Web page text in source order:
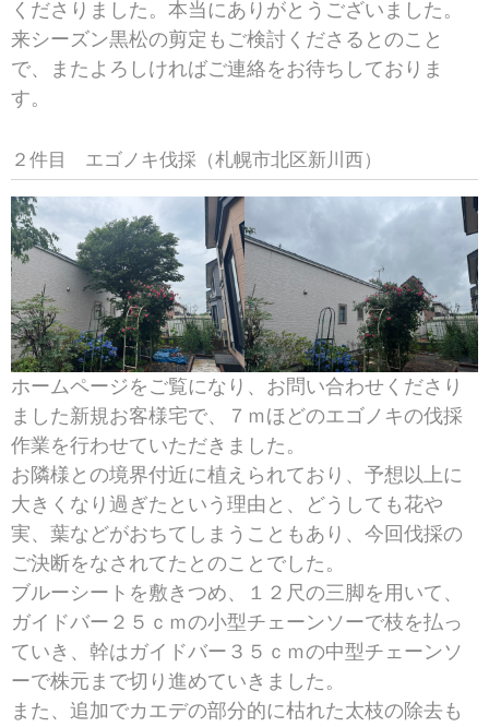
くださりました。本当にありがとうございました。
来シーズン黒松の剪定もご検討くださるとのこと
で、またよろしければご連絡をお待ちしておりま
す。
２件目 エゴノキ伐採（札幌市北区新川西）
ホームページをご覧になり、お問い合わせくださり
ました新規お客様宅で、７ｍほどのエゴノキの伐採
作業を行わせていただきました。
お隣様との境界付近に植えられており、予想以上に
大きくなり過ぎたという理由と、どうしても花や
実、葉などがおちてしまうこともあり、今回伐採の
ご決断をなされてたとのことでした。
ブルーシートを敷きつめ、１２尺の三脚を用いて、
ガイドバー２５ｃｍの小型チェーンソーで枝を払っ
ていき、幹はガイドバー３５ｃｍの中型チェーンソ
ーで株元まで切り進めていきました。
また、追加でカエデの部分的に枯れた太枝の除去も